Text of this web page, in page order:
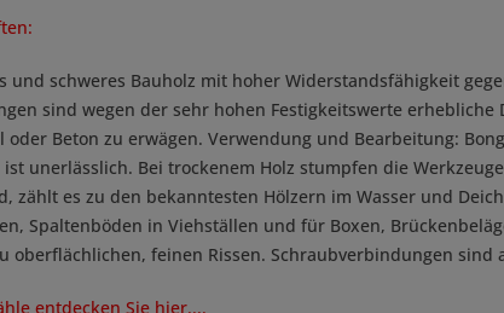
und schweres Bauholz mit hoher Widerstandsfähigkeit
sind wegen der sehr hohen Festigkeitswerte
oder Beton zu erwägen. Verwendung und Bearbeitung:
unerlässlich. Bei trockenem Holz stumpfen die
zählt es zu den bekanntesten Hölzern im Wasser und
Spaltenböden in Viehställen und für Boxen,
oberflächlichen, feinen Rissen. Schraubverbindungen
entdecken Sie hier....